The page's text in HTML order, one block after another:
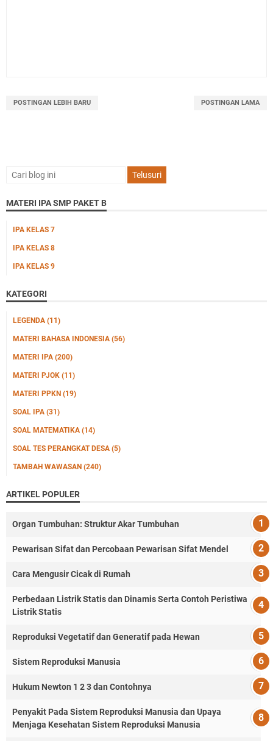
POSTINGAN LEBIH BARU POSTINGAN LAMA
MATERI IPA SMP PAKET B
IPA KELAS 7
IPA KELAS 8
IPA KELAS 9
KATEGORI
LEGENDA (11)
MATERI BAHASA INDONESIA (56)
MATERI IPA (200)
MATERI PJOK (11)
MATERI PPKN (19)
SOAL IPA (31)
SOAL MATEMATIKA (14)
SOAL TES PERANGKAT DESA (5)
TAMBAH WAWASAN (240)
ARTIKEL POPULER
Organ Tumbuhan: Struktur Akar Tumbuhan
Pewarisan Sifat dan Percobaan Pewarisan Sifat Mendel
Cara Mengusir Cicak di Rumah
Perbedaan Listrik Statis dan Dinamis Serta Contoh Peristiwa
Listrik Statis
Reproduksi Vegetatif dan Generatif pada Hewan
Sistem Reproduksi Manusia
Hukum Newton 1 2 3 dan Contohnya
Penyakit Pada Sistem Reproduksi Manusia dan Upaya
Menjaga Kesehatan Sistem Reproduksi Manusia